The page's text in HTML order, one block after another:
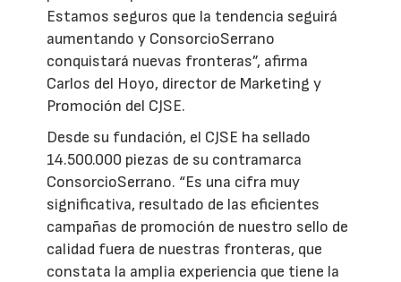
Estamos seguros que la tendencia seguirá
aumentando y ConsorcioSerrano
conquistará nuevas fronteras”, afirma
Carlos del Hoyo, director de Marketing y
Promoción del CJSE.
Desde su fundación, el CJSE ha sellado
14.500.000 piezas de su contramarca
ConsorcioSerrano. “Es una cifra muy
significativa, resultado de las eficientes
campañas de promoción de nuestro sello de
calidad fuera de nuestras fronteras, que
constata la amplia experiencia que tiene la